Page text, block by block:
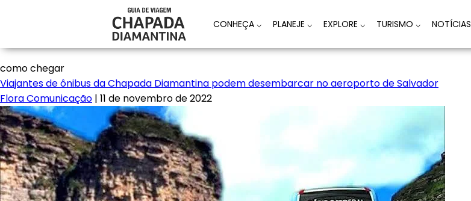
CONHEÇA ⌵ PLANEJE ⌵ EXPLORE ⌵ TURISMO ⌵ NOTÍCIAS
como chegar
Viajantes de ônibus da Chapada Diamantina podem desembarcar no aeroporto de Salvador
Flora Comunicação | 11 de novembro de 2022